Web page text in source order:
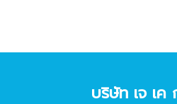
บริษัท เจ เ